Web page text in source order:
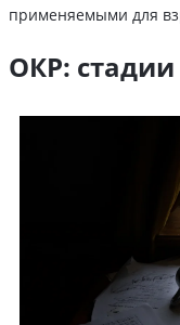
применяемыми для
ОКР: